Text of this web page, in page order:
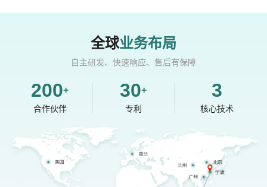
全球业务布局
自主研发、快速响应、售后有保障
200+
合作伙伴
30+
专利
3
核心技术